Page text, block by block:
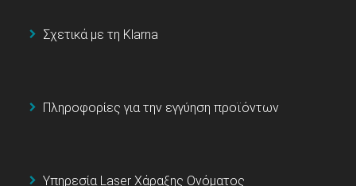
Σχετικά με τη Klarna
Πληροφορίες για την εγγύηση προϊόντων
Υπηρεσία Laser Χάραξης Ονόματος